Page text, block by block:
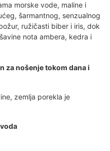
morske vode, maline i
šarmantnog, senzualnog
ružičasti biber i iris, dok
nota ambera, kedra i
za nošenje tokom dana i
zemlja porekla je